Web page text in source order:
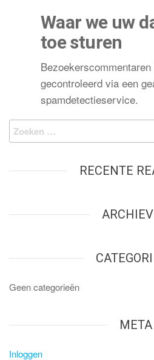
Waar we uw
toe sturen
gecontroleerd via een
spamdetectieservice.
RECENTE
Geen categorieën
META
Inloggen